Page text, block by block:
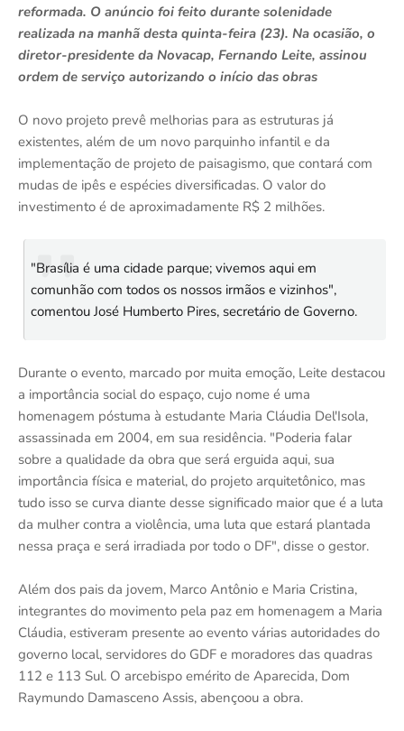
reformada. O anúncio foi feito durante solenidade
realizada na manhã desta quinta-feira (23). Na ocasião, o
diretor-presidente da Novacap, Fernando Leite, assinou
ordem de serviço autorizando o início das obras
O novo projeto prevê melhorias para as estruturas já
existentes, além de um novo parquinho infantil e da
implementação de projeto de paisagismo, que contará com
mudas de ipês e espécies diversificadas. O valor do
investimento é de aproximadamente R$ 2 milhões.
"Brasília é uma cidade parque; vivemos aqui em
comunhão com todos os nossos irmãos e vizinhos",
comentou José Humberto Pires, secretário de Governo.
Durante o evento, marcado por muita emoção, Leite destacou
a importância social do espaço, cujo nome é uma
homenagem póstuma à estudante Maria Cláudia Del'Isola,
assassinada em 2004, em sua residência. "Poderia falar
sobre a qualidade da obra que será erguida aqui, sua
importância física e material, do projeto arquitetônico, mas
tudo isso se curva diante desse significado maior que é a luta
da mulher contra a violência, uma luta que estará plantada
nessa praça e será irradiada por todo o DF", disse o gestor.
Além dos pais da jovem, Marco Antônio e Maria Cristina,
integrantes do movimento pela paz em homenagem a Maria
Cláudia, estiveram presente ao evento várias autoridades do
governo local, servidores do GDF e moradores das quadras
112 e 113 Sul. O arcebispo emérito de Aparecida, Dom
Raymundo Damasceno Assis, abençoou a obra.